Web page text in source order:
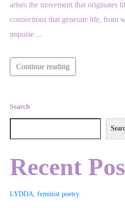
arises the movement that originates
connections that generate life, from
impulse…
Continue reading
Search
Recent
LYDDA, feminist poetry.